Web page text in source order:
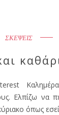
ΣΚΕΨΕΙΣ
Ελπίζω να
όπως